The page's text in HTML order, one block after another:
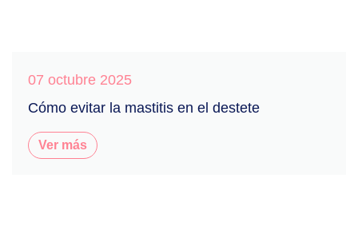
07 octubre 2025
Cómo evitar la mastitis en el destete
Ver más